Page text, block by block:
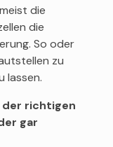
die
die
So oder
zu
lassen.
der richtigen
gar